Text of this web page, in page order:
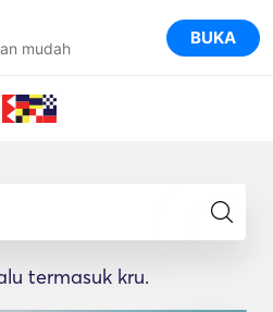
mudah BUKA
termasuk kru.